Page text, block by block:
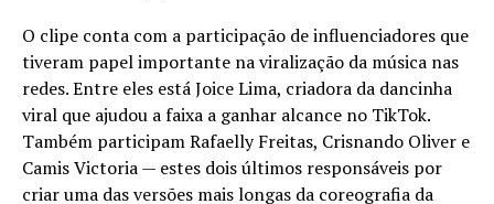
O clipe conta com a participação de influenciadores que
tiveram papel importante na viralização da música nas
redes. Entre eles está Joice Lima, criadora da dancinha
viral que ajudou a faixa a ganhar alcance no TikTok.
Também participam Rafaelly Freitas, Crisnando Oliver e
Camis Victoria — estes dois últimos responsáveis por
criar uma das versões mais longas da coreografia da